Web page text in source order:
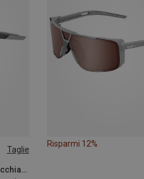
Taglie
100% | Occhiali sportivi e occhiali da sole sportivi
Risparmi 12%